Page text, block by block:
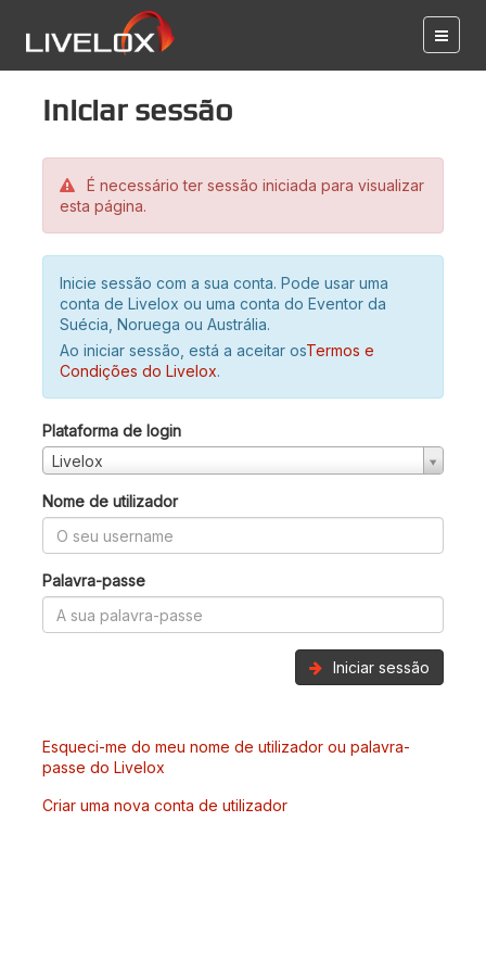
Iniciar sessão
É necessário ter sessão iniciada para visualizar
esta página.
Inicie sessão com a sua conta. Pode usar uma
conta de Livelox ou uma conta do Eventor da
Suécia, Noruega ou Austrália.
Ao iniciar sessão, está a aceitar osTermos e
Condições do Livelox.
Plataforma de login
Livelox
Nome de utilizador
Palavra-passe
Iniciar sessão
Esqueci-me do meu nome de utilizador ou palavra-
passe do Livelox
Criar uma nova conta de utilizador